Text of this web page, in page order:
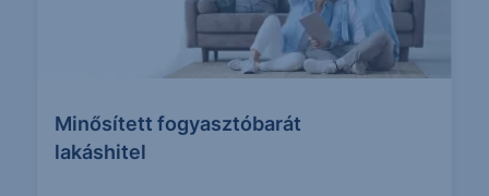
Minősített fogyasztó­barát
lakáshitel